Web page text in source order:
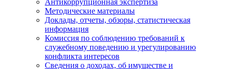
Антикоррупционная экспертиза
Методические материалы
Доклады, отчеты, обзоры, статистическая
информация
Комиссия по соблюдению требований к
служебному поведению и урегулированию
конфликта интересов
Сведения о доходах, об имуществе и